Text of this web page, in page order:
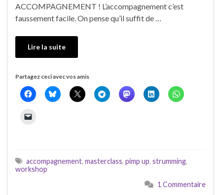
ACCOMPAGNEMENT ! L’accompagnement c’est
faussement facile. On pense qu’il suffit de …
Lire la suite
Partagez ceci avec vos amis
accompagnement, masterclass, pimp up, strumming,
workshop
1 Commentaire